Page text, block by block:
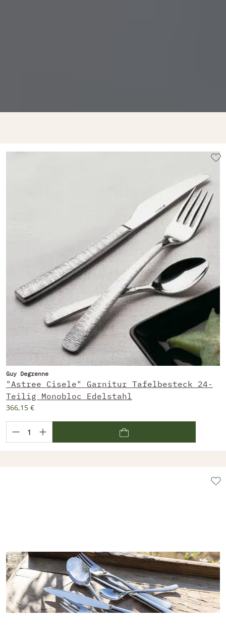
Guy Degrenne
"Astree Cisele" Garnitur Tafelbesteck 24-
Teilig Monobloc Edelstahl
366,15 €